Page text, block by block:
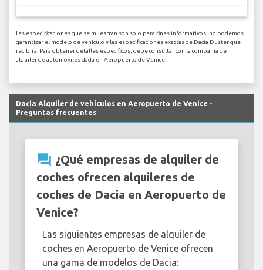
Las especificaciones que se muestran son solo para fines informativos, no podemos
garantizar el modelo de vehículo y las especificaciones exactas de Dacia Duster que
recibirá. Para obtener detalles específicos, debe consultar con la compañía de
alquiler de automóviles dada en Aeropuerto de Venice.
Dacia Alquiler de vehículos en Aeropuerto de Venice -
Preguntas frecuentes
question_answer ¿Qué empresas de alquiler de
coches ofrecen alquileres de
coches de Dacia en Aeropuerto de
Venice?
Las siguientes empresas de alquiler de
coches en Aeropuerto de Venice ofrecen
una gama de modelos de Dacia: